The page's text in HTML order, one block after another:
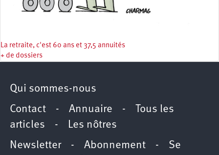
La retraite, c'est 60 ans et 37,5 annuités
+ de dossiers
Qui sommes-nous
Contact - Annuaire -
Tous les
articles - Les nôtres
Newsletter- Abonnement - Se